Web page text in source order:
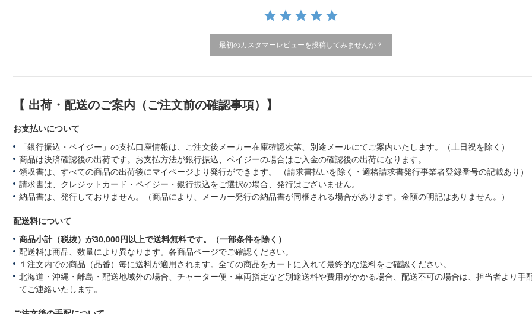
最初のカスタマーレビューを投稿してみませんか？
【 出荷・配送のご案内（ご注文前の確認事項）】
お支払いについて
「銀行振込・ペイジー」の支払口座情報は、ご注文後メーカー在庫確認次第、別途メールにてご案内いたします。（土日祝を除く）
商品は決済確認後の出荷です。お支払方法が銀行振込、ペイジーの場合はご入金の確認後の出荷になります。
領収書は、すべての商品の出荷後にマイページより発行ができます。 （請求書払いを除く・適格請求書発行事業者登録番号の記載あり）
請求書は、クレジットカード・ペイジー・銀行振込をご選択の場合、発行はございません。
納品書は、発行しておりません。（商品により、メーカー発行の納品書が同梱される場合があります。金額の明記はありません。）
配送料について
商品小計（税抜）が30,000円以上で送料無料です。（一部条件を除く）
配送料は商品、数量により異なります。各商品ページでご確認ください。
１注文内での商品（品番）毎に送料が適用されます。全ての商品をカートに入れて最終的な送料をご確認ください。
北海道・沖縄・離島・配送地域外の場合、チャーター便・車両指定など別途送料や費用がかかる場合、配送不可の場合は、担当者より手
てご連絡いたします。